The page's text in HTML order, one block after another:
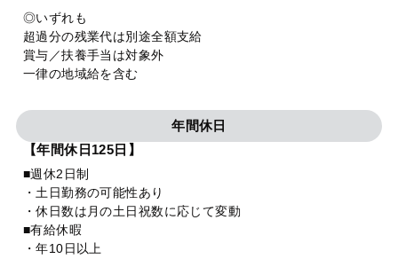
◎いずれも
超過分の残業代は別途全額支給
賞与／扶養手当は対象外
一律の地域給を含む
年間休日
【年間休日125日】
■週休2日制
・土日勤務の可能性あり
・休日数は月の土日祝数に応じて変動
■有給休暇
・年10日以上